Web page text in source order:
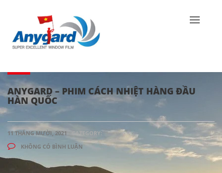
ANYGARD – PHIM CÁCH NHIỆT HÀNG ĐẦU
HÀN QUỐC
11 THÁNG MƯỜI, 2021
CATEGORY:
KHÔNG CÓ BÌNH LUẬN